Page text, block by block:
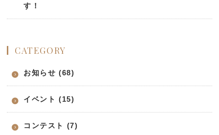
す！
CATEGORY
お知らせ (68)
イベント (15)
コンテスト (7)